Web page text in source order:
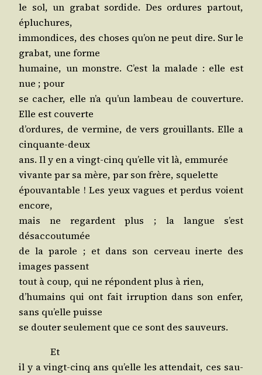
le sol, un gra­bat sor­dide. Des ordures par­tout,
épluchures,
immon­dices, des choses qu’on ne peut dire. Sur le
gra­bat, une forme
humaine, un monstre. C’est la malade : elle est
nue ; pour
se cacher, elle n’a qu’un lam­beau de cou­ver­ture.
Elle est couverte
d’or­dures, de ver­mine, de vers grouillants. Elle a
cinquante-deux
ans. Il y en a vingt-cinq qu’elle vit là, emmurée
vivante par sa mère, par son frère, squelette
épou­van­table ! Les yeux vagues et per­dus voient
encore,
mais ne regardent plus ; la langue s’est
désaccoutumée
de la parole ; et dans son cer­veau inerte des
images passent
tout à coup, qui ne répondent plus à rien,
d’hu­mains qui ont fait irrup­tion dans son enfer,
sans qu’elle puisse
se dou­ter seule­ment que ce sont des sauveurs.
Et
il y a vingt-cinq ans qu’elle les atten­dait, ces sau­